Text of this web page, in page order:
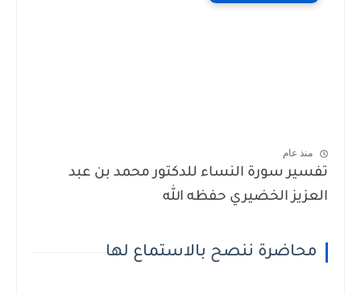
منذ عام
تفسير سورة النساء للدكتور محمد بن عبد
العزيز الخضيري حفظه الله
محاضرة ننصح بالاستماع لها